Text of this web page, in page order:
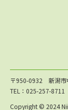
〒950-0932 新潟市
TEL：025-257-
Copyright © 2024